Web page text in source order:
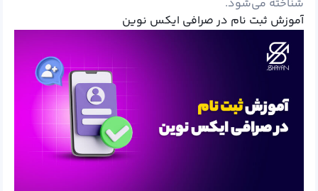
شناخته می‌شود.
آموزش ثبت نام در صرافی ایکس نوین